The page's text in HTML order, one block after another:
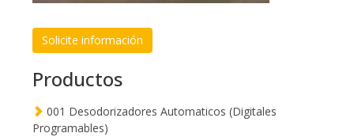
Solicite información
Productos
001 Desodorizadores Automaticos (Digitales
Programables)